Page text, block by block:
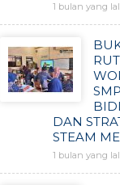
1 bulan yang
DAN
STEAM
1 bulan yang